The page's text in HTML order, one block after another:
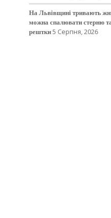
На Львівщині тривають
можна спалювати стерню
рештки5 Серпня, 2026